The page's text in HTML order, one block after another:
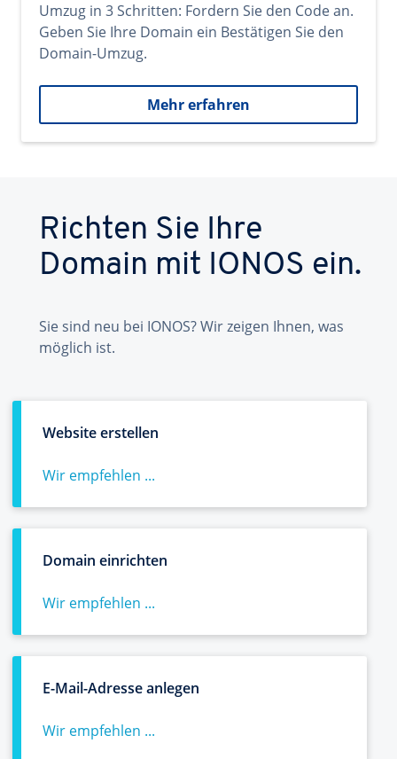
Umzug in 3 Schritten: Fordern Sie den Code an.
Geben Sie Ihre Domain ein Bestätigen Sie den
Domain-Umzug.
Mehr erfahren
Richten Sie Ihre
Domain mit IONOS ein.
Sie sind neu bei IONOS? Wir zeigen Ihnen, was
möglich ist.
Website erstellen
Wir empfehlen ...
Domain einrichten
Wir empfehlen ...
E-Mail-Adresse anlegen
Wir empfehlen ...